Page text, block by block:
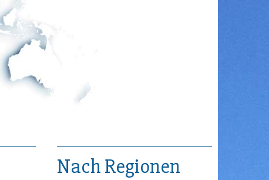
Nach Regionen